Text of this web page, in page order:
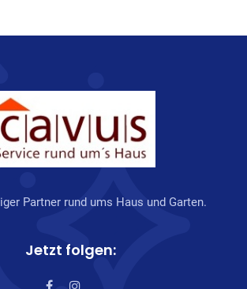
Partner rund ums Haus und Garten.
Jetzt folgen: